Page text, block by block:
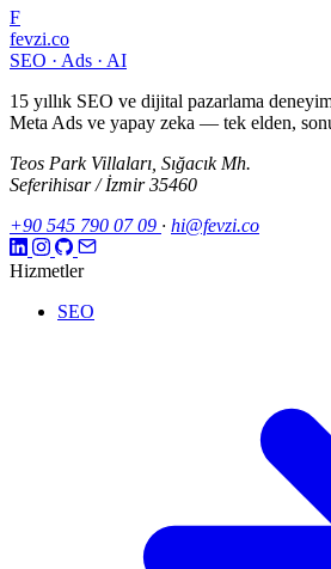
F
fevzi.co
SEO · Ads · AI
15 yıllık SEO ve dijital pazarlama
Meta Ads ve yapay zeka — tek elden,
Teos Park Villaları, Sığacık Mh.
Seferihisar / İzmir 35460
+90 545 790 07 09 · hi@fevzi.co
Hizmetler
SEO